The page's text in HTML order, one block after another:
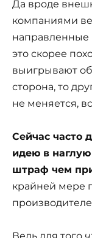
Да вроде
компаниями
направленные
это скорее
выигрывают
сторона, то
не меняется,
Сейчас часто
идею в
штраф чем
крайней мере